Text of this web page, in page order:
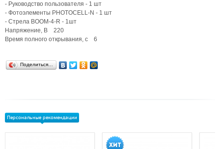
- Руководство пользователя - 1 шт
- Фотоэлементы PHOTOCELL-N - 1 шт
- Стрела BOOM-4-R - 1шт
Напряжение, В 220
Время полного открывания, с 6
Поделиться…
Персональные рекомендации